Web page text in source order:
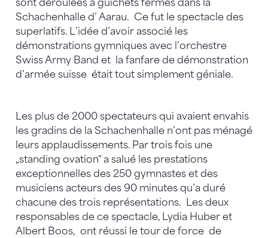
sont déroulées à guichets fermés dans la
Schachenhalle d’ Aarau. Ce fut le spectacle des
superlatifs. L’idée d’avoir associé les
démonstrations gymniques avec l’orchestre
Swiss Army Band et la fanfare de démonstration
d’armée suisse était tout simplement géniale.
Les plus de 2000 spectateurs qui avaient envahis
les gradins de la Schachenhalle n’ont pas ménagé
leurs applaudissements. Par trois fois une
„standing ovation“ a salué les prestations
exceptionnelles des 250 gymnastes et des
musiciens acteurs des 90 minutes qu’a duré
chacune des trois représentations. Les deux
responsables de ce spectacle, Lydia Huber et
Albert Boos, ont réussi le tour de force de